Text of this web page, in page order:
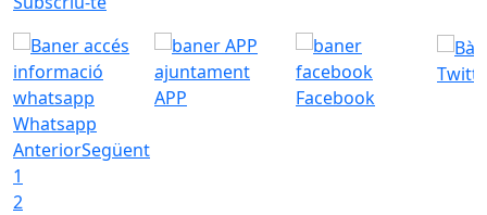
Whatsapp
APP Facebook
AnteriorSegüent
1
2